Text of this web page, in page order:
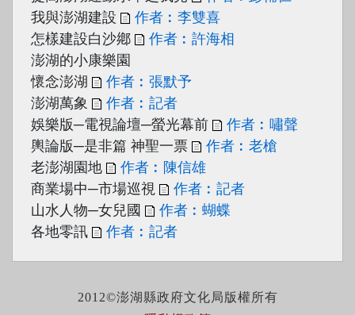
我與澎湖建設
作者︰李雙喜
怎樣建設白沙鄕
作者︰許海相
澎湖的小康樂園
懷念澎湖
作者︰張默予
澎湖萬象
作者︰記者
娛樂版─電視論壇─螢光幕前
作者︰嘯聲
輿論版─是非篇 神聖一票
作者︰老槍
老澎湖園地
作者︰陳信雄
商業場中─市場巡視
作者︰記者
山水人物─女兒國
作者︰蝴蝶
各地零訊
作者︰記者
2012©澎湖縣政府文化局版權所有